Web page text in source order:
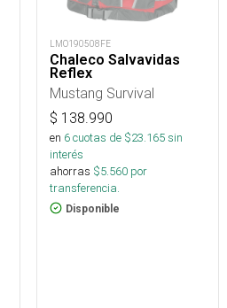
LMO190508FE
Chaleco Salvavidas
Reflex
Mustang Survival
$ 138.990
en 6cuotas de $23.165sin
interés
ahorras $5.560 por
transferencia.
Disponible